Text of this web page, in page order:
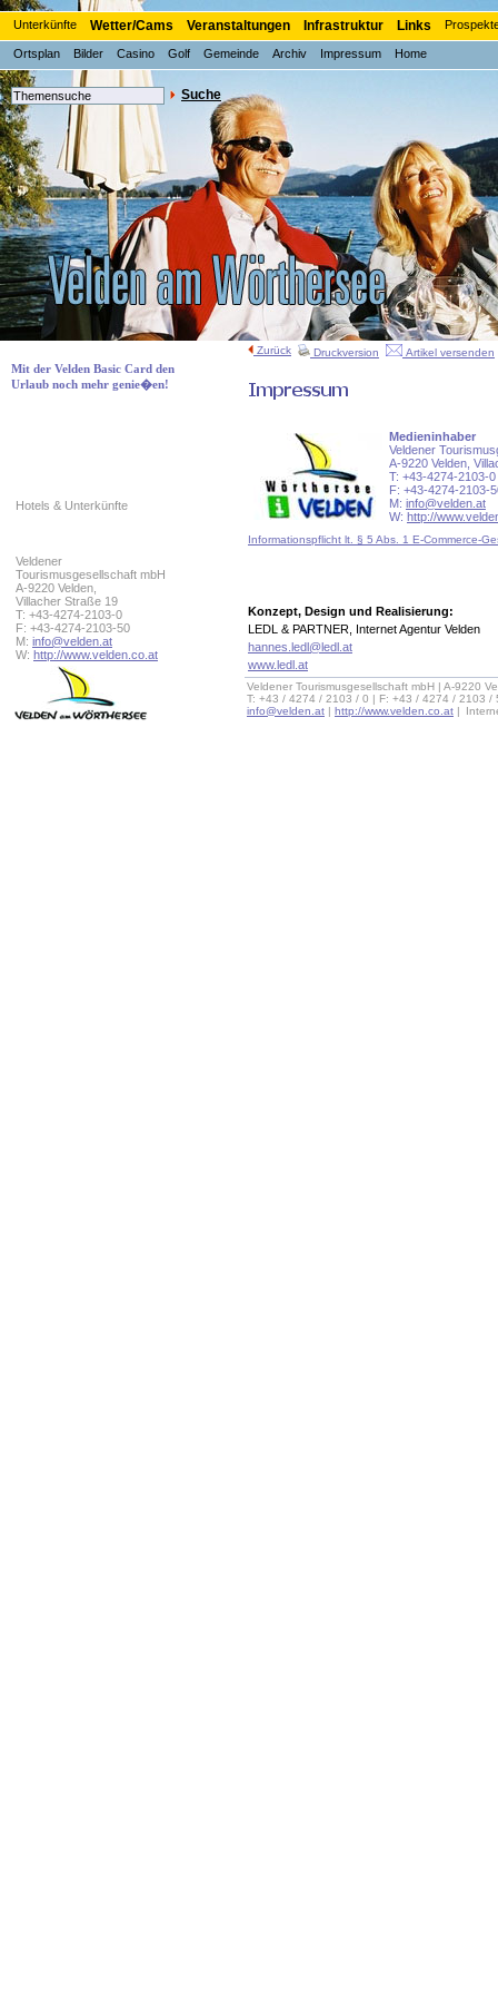
Unterkünfte Wetter/Cams Veranstaltungen Infrastruktur Links
Ortsplan Bilder Casino Golf Gemeinde Archiv Impressum Home
Mit der Velden Basic Card den
Urlaub noch mehr genie�en!
Suche
Hotels & Unterkünfte
Veldener
Tourismusgesellschaft mbH
A-9220 Velden,
Villacher Straße 19
T: +43-4274-2103-0
F: +43-4274-2103-50
M: info@velden.at
W: http://www.velden.co.at
Zurück Druckversion Artikel versenden
Medieninhaber
Veldener
A-9220 Velden,
T: +43-4274-2103-0
F: +43-4274-2103-
M: info@velden.at
W: http://
Informationspflicht lt. § 5 Abs. 1 E-Commerce-
Konzept, Design und Realisierung:
LEDL & PARTNER, Internet Agentur Velden
hannes.ledl@ledl.at
www.ledl.at
Veldener Tourismusgesellschaft mbH | A-9220
T: +43 / 4274 / 2103 / 0 | F: +43 / 4274 / 2103 /
info@velden.at | http://www.velden.co.at |